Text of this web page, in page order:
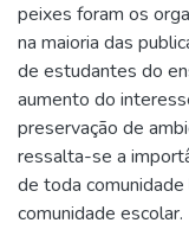
peixes foram os
na maioria das
de estudantes do
aumento do
preservação de
ressalta-se a
de toda
comunidade escolar.